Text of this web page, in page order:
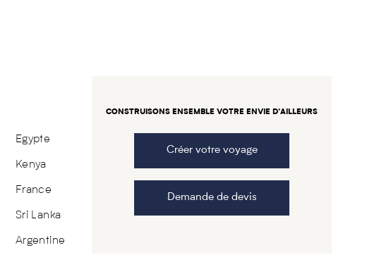
Egypte
Kenya
France
Sri Lanka
Argentine
CONSTRUISONS ENSEMBLE VOTRE ENVIE D’AILLEURS
Créer votre voyage
Demande de devis